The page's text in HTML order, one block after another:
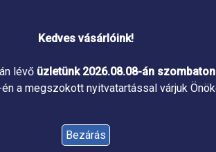
Kedves vásárlóink!
lévő üzletünk 2026.08.08-án
a megszokott nyitvatartással várjuk
Bezárás